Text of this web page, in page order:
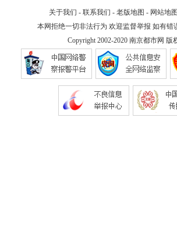
关于我们 - 联系我们 - 老版地图 - 网站地图
本网拒绝一切非法行为 欢迎监督举报 如有错
Copyright 2002-2020 南京都市网 版